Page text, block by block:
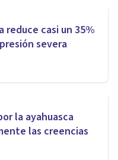
casi un 35%
severa
la ayahuasca
las creencias